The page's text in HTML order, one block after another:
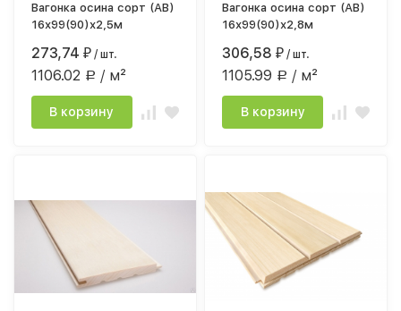
Вагонка осина сорт (АВ)
16х99(90)х2,5м
273,74₽ / шт.
1106.02 Р / м²
В корзину
Вагонка осина сорт (АВ)
16х99(90)х2,8м
306,58₽ / шт.
1105.99 Р / м²
В корзину